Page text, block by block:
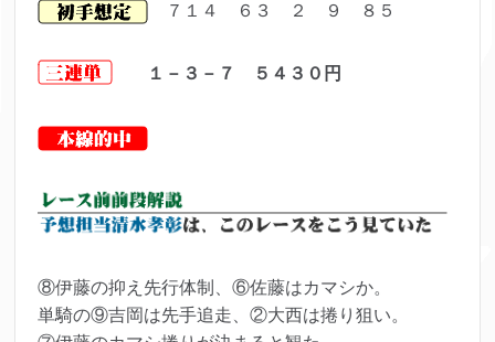
７１４ ６３ ２ ９ ８５
１－３－７ ５４３０円
⑧伊藤の抑え先行体制、⑥佐藤はカマシか。
単騎の⑨吉岡は先手追走、②大西は捲り狙い。